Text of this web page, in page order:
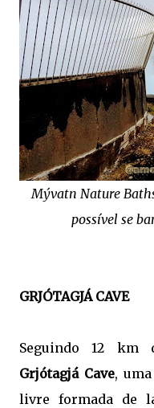
Mývatn Nature
possível se
GRJÓTAGJÁ CAVE
Seguindo 12 km
Grjótagjá Cave,
livre formada de